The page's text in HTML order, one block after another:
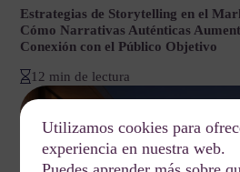
Estrategias de Storytelling en el
Cómo Narrativas Auténticas
Conexión con el Público Objetivo
12 min de lectura
Utilizamos cookies para
experiencia en nuestra web.